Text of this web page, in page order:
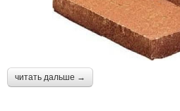
читать дальше →